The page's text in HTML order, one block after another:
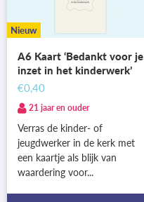
Nieuw
A6 Kaart ‘Bedankt voor je
inzet in het kinderwerk’
€0,40
21 jaar en ouder
Verras de kinder- of
jeugdwerker in de kerk met
een kaartje als blijk van
waardering voor...